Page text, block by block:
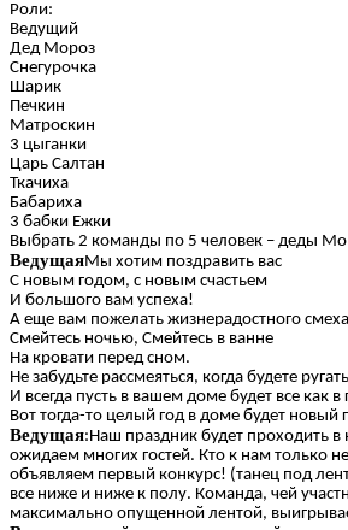
Роли:
Ведущий
Дед Мороз
Снегурочка
Шарик
Печкин
Матроскин
3 цыганки
Царь Салтан
Ткачиха
Бабариха
3 бабки Ежки
Выбрать 2 команды по 5 человек – деды
ВедущаяМы хотим поздравить вас
С новым годом, с новым счастьем
И большого вам успеха!
А еще вам пожелать жизнерадостного
Смейтесь ночью, Смейтесь в ванне
На кровати перед сном.
Не забудьте рассмеяться, когда будете
И всегда пусть в вашем доме будет все как в
Вот тогда-то целый год в доме будет новый
Ведущая:Наш праздник будет проходить
ожидаем многих гостей. Кто к нам только
объявляем первый конкурс! (танец под
все ниже и ниже к полу. Команда, чей
максимально опущенной лентой,